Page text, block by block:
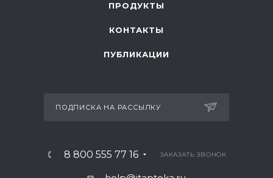
ПРОДУКТЫ
КОНТАКТЫ
ПУБЛИКАЦИИ
ПОДПИСКА НА РАССЫЛКУ
8 800 555 77 16 ЗАКАЗАТЬ ЗВОНОК